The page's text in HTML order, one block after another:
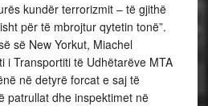
kundër terrorizmit – të gjithë
për të mbrojtur qytetin tonë”.
së New Yorkut, Miachel
i Transportiti të Udhëtarëve MTA
në detyrë forcat e saj të
patrullat dhe inspektimet në